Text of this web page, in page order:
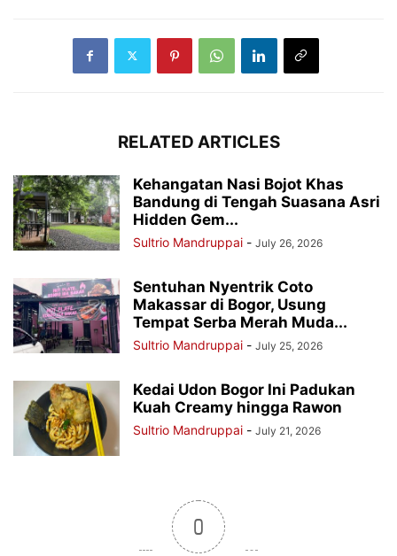
RELATED ARTICLES
Kehangatan Nasi Bojot Khas
Bandung di Tengah Suasana Asri
Hidden Gem...
Sultrio Mandruppai - July 26, 2026
Sentuhan Nyentrik Coto
Makassar di Bogor, Usung
Tempat Serba Merah Muda...
Sultrio Mandruppai - July 25, 2026
Kedai Udon Bogor Ini Padukan
Kuah Creamy hingga Rawon
Sultrio Mandruppai - July 21, 2026
0